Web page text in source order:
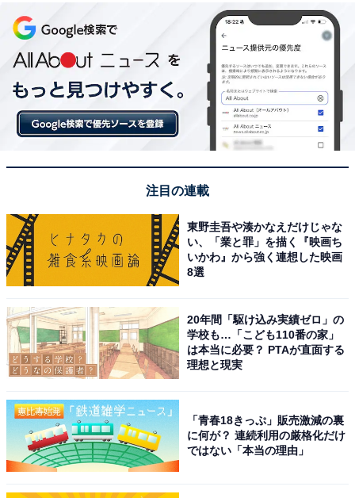
注目の連載
東野圭吾や湊かなえだけじゃな
い、「業と罪」を描く『映画ち
いかわ』から強く連想した映画
8選
20年間「駆け込み実績ゼロ」の
学校も…「こども110番の家」
は本当に必要？ PTAが直面する
理想と現実
「青春18きっぷ」販売激減の裏
に何が？ 連続利用の厳格化だけ
ではない「本当の理由」